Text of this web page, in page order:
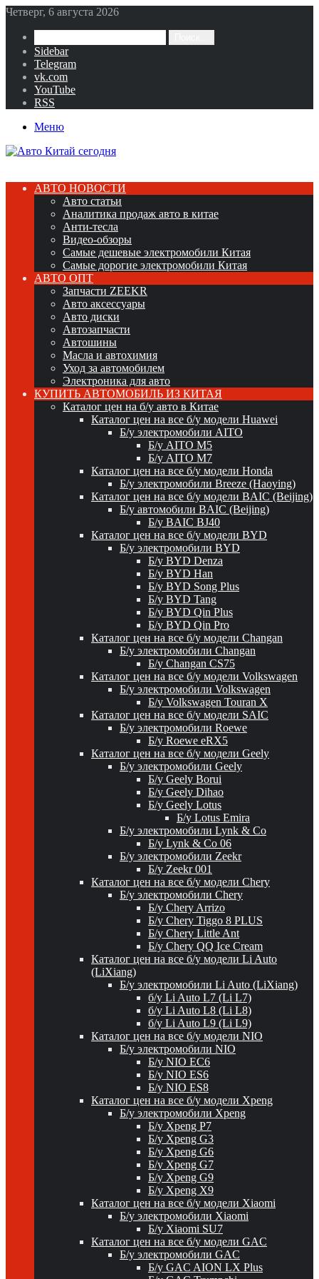
Четверг, 6 августа 2026
Sidebar
Telegram
vk.com
YouTube
RSS
Меню
АВТО НОВОСТИ
Авто статьи
Аналитика продаж авто в китае
Анти-тесла
Видео-обзоры
Самые дешевые электромобили Китая
Самые дорогие электромобили Китая
АВТО ОПТ
Запчасти ZEEKR
Авто аксессуары
Авто диски
Автозапчасти
Автошины
Масла и автохимия
Уход за автомобилем
Электроника для авто
КУПИТЬ АВТОМОБИЛЬ ИЗ КИТАЯ
Каталог цен на б/у авто в Китае
Каталог цен на все б/у модели Huawei
Б/у электромобили AITO
Б/у AITO M5
Б/у AITO M7
Каталог цен на все б/у модели Honda
Б/у электромобили Breeze (Haoying)
Каталог цен на все б/у модели BAIC (Beijing)
Б/у автомобили BAIC (Beijing)
Б/у BAIC BJ40
Каталог цен на все б/у модели BYD
Б/у электромобили BYD
Б/у BYD Denza
Б/у BYD Han
Б/у BYD Song Plus
Б/у BYD Tang
Б/у BYD Qin Plus
Б/у BYD Qin Pro
Каталог цен на все б/у модели Changan
Б/у электромобили Changan
Б/у Changan CS75
Каталог цен на все б/у модели Volkswagen
Б/у электромобили Volkswagen
Б/у Volkswagen Touran X
Каталог цен на все б/у модели SAIC
Б/у электромобили Roewe
Б/у Roewe eRX5
Каталог цен на все б/у модели Geely
Б/у электромобили Geely
Б/у Geely Borui
Б/у Geely Dihao
Б/у Geely Lotus
Б/у Lotus Emira
Б/у электромобили Lynk & Co
Б/у Lynk & Co 06
Б/у электромобили Zeekr
Б/у Zeekr 001
Каталог цен на все б/у модели Chery
Б/у электромобили Chery
Б/у Chery Arrizo
Б/у Chery Tiggo 8 PLUS
Б/у Chery Little Ant
Б/у Chery QQ Ice Cream
Каталог цен на все б/у модели Li Auto
(LiXiang)
Б/у электромобили Li Auto (LiXiang)
б/у Li Auto L7 (Li L7)
б/у Li Auto L8 (Li L8)
б/у Li Auto L9 (Li L9)
Каталог цен на все б/у модели NIO
Б/у электромобили NIO
Б/у NIO EC6
Б/у NIO ES6
Б/у NIO ES8
Каталог цен на все б/у модели Xpeng
Б/у электромобили Xpeng
Б/у Xpeng P7
Б/у Xpeng G3
Б/у Xpeng G6
Б/у Xpeng G7
Б/у Xpeng G9
Б/у Xpeng X9
Каталог цен на все б/у модели Xiaomi
Б/у электромобили Xiaomi
Б/у Xiaomi SU7
Каталог цен на все б/у модели GAC
Б/у электромобили GAC
Б/у GAC AION LX Plus